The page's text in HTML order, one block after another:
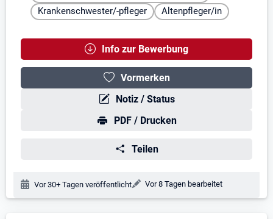
Krankenschwester/-pfleger
Altenpfleger/in
Info zur Bewerbung
Vormerken
Notiz / Status
PDF / Drucken
Teilen
Veröffentlichungsdatum:
Vor 30+ Tagen veröffentlicht Änderungsdatum:
Vor 8 Tagen bearbeitet